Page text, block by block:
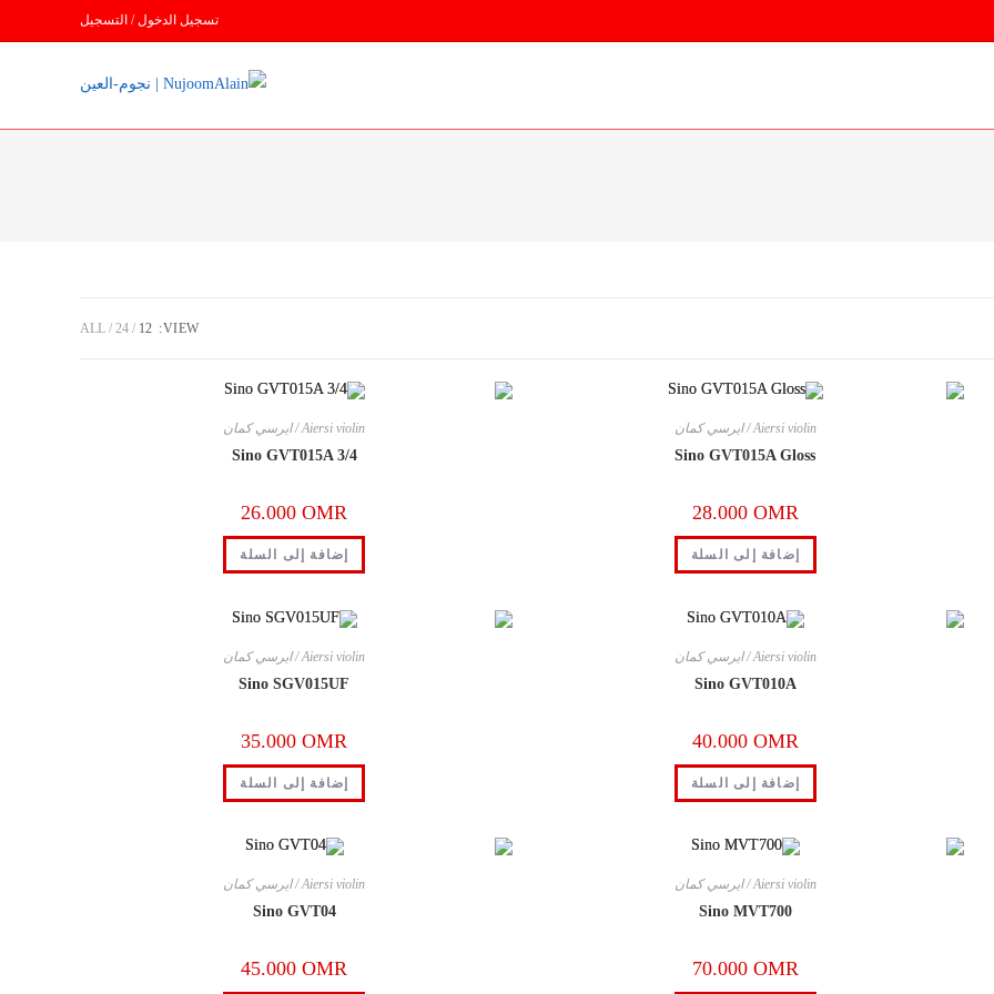
تسجيل الدخول / التسجيل
VIEW:
12
24
ALL
Aiersi violin / ايرسي كمان
Sino GVT015A 3/4
26.000OMR
إضافة إلى السلة
Aiersi violin / ايرسي كمان
Sino GVT015A Gloss
28.000 OMR
إضافة إلى السلة
Aiersi violin / ايرسي كمان
Sino SGV015UF
35.000OMR
إضافة إلى السلة
Aiersi violin / ايرسي كمان
Sino GVT010A
40.000 OMR
إضافة إلى السلة
Aiersi violin / ايرسي كمان
Sino GVT04
45.000OMR
Aiersi violin / ايرسي كمان
Sino MVT700
70.000 OMR
القائمة الرئيسية